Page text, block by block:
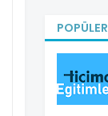
POPÜLER